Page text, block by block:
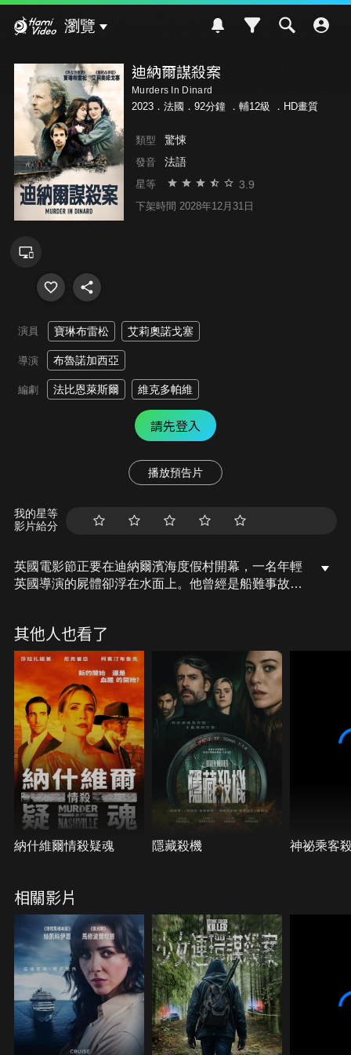
瀏覽
迪納爾謀殺案
Murders In Dinard
2023．法國．92分鐘 ． 輔12級 ．HD畫質
類型 驚悚
發音 法語
星等 3.9
下架時間 2028年12月31日
演員 寶琳布雷松 艾莉奧諾戈塞
導演 布魯諾加西亞
編劇 法比恩萊斯爾 維克多帕維
請先登入
播放預告片
我的星等
影片給分
英國電影節正要在迪納爾濱海度假村開幕，一名年輕
英國導演的屍體卻浮在水面上。他曾經是船難事故的
其他人也看了
納什維爾情殺疑魂 隱藏殺機 神祕乘客
相關影片